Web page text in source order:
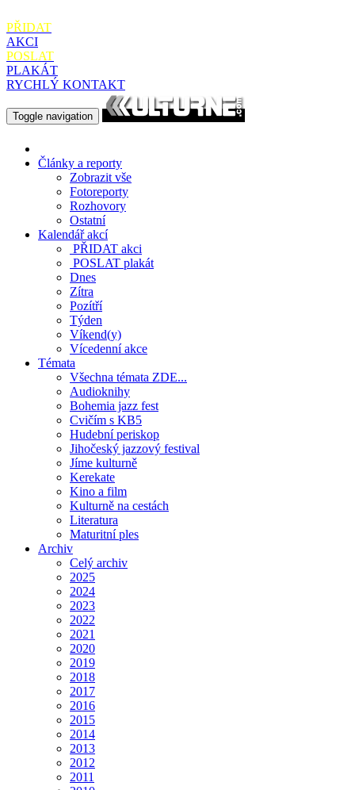
PŘIDAT
AKCI
POSLAT
PLAKÁT
RYCHLÝ KONTAKT
Toggle navigation
Články a reporty
Zobrazit vše
Fotoreporty
Rozhovory
Ostatní
Kalendář akcí
PŘIDAT akci
POSLAT plakát
Dnes
Zítra
Pozítří
Týden
Víkend(y)
Vícedenní akce
Témata
Všechna témata ZDE...
Audioknihy
Bohemia jazz fest
Cvičím s KB5
Hudební periskop
Jihočeský jazzový festival
Jíme kulturně
Kerekate
Kino a film
Kulturně na cestách
Literatura
Maturitní ples
Archiv
Celý archiv
2025
2024
2023
2022
2021
2020
2019
2018
2017
2016
2015
2014
2013
2012
2011